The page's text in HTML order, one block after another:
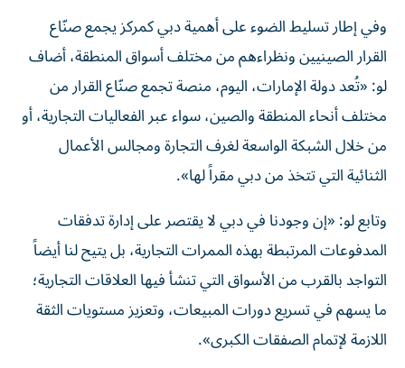
وفي إطار تسليط الضوء على أهمية دبي كمركز يجمع صنّاع
القرار الصينيين ونظراءهم من مختلف أسواق المنطقة، أضاف
لو: «تُعد دولة الإمارات، اليوم، منصة تجمع صنّاع القرار من
مختلف أنحاء المنطقة والصين، سواء عبر الفعاليات التجارية، أو
من خلال الشبكة الواسعة لغرف التجارة ومجالس الأعمال
الثنائية التي تتخذ من دبي مقراً لها».
وتابع لو: «إن وجودنا في دبي لا يقتصر على إدارة تدفقات
المدفوعات المرتبطة بهذه الممرات التجارية، بل يتيح لنا أيضاً
التواجد بالقرب من الأسواق التي تنشأ فيها العلاقات التجارية؛
ما يسهم في تسريع دورات المبيعات، وتعزيز مستويات الثقة
اللازمة لإتمام الصفقات الكبرى».